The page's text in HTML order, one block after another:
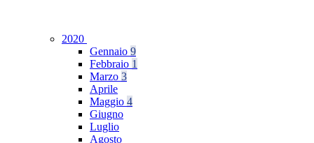
2020
Gennaio 9
Febbraio 1
Marzo 3
Aprile
Maggio 4
Giugno
Luglio
Agosto